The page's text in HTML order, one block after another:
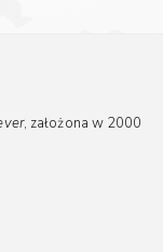
, założona w 2000